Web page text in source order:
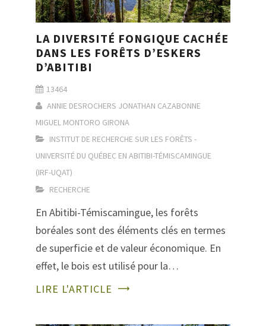
LA DIVERSITÉ FONGIQUE CACHÉE
DANS LES FORÊTS D’ESKERS
D’ABITIBI
13464
ANNIE DESROCHERS JONATHAN CAZABONNE
MIGUEL MONTORO GIRONA
INSTITUT DE RECHERCHE SUR LES FORÊTS -
UNIVERSITÉ DU QUÉBEC EN ABITIBI-TÉMISCAMINGUE
(IRF-UQAT)
RECHERCHE
En Abitibi-Témiscamingue, les forêts
boréales sont des éléments clés en termes
de superficie et de valeur économique. En
effet, le bois est utilisé pour la…
LIRE L'ARTICLE